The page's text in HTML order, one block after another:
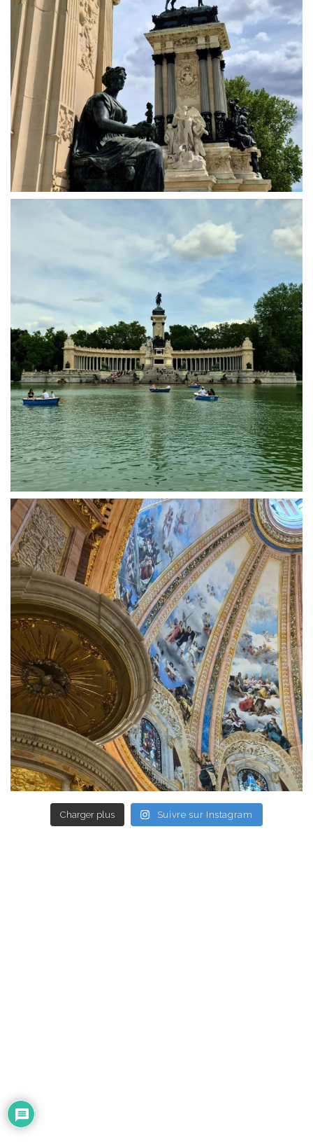
Charger plus Suivre sur Instagram